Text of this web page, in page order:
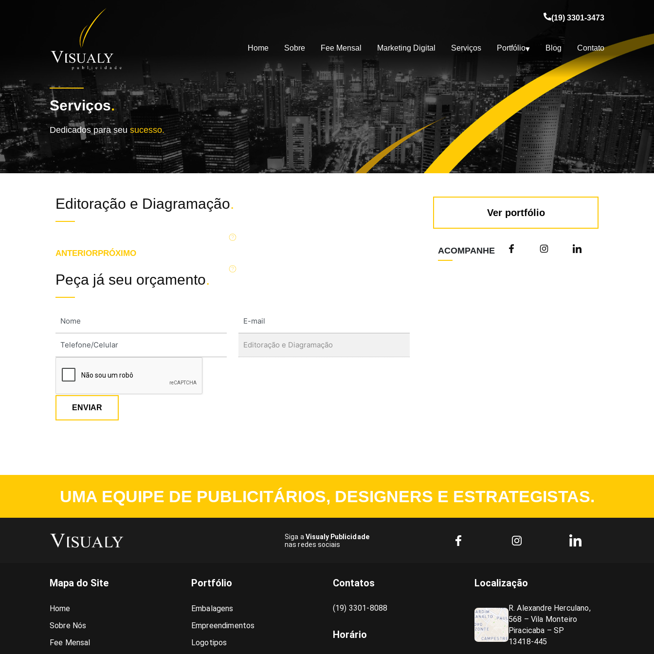
(19) 3301-3473
Home Sobre Fee Mensal Marketing Digital Serviços Portfólio Blog Contato
Serviços.
Dedicados para seu sucesso.
Editoração e Diagramação.
ANTERIORPRÓXIMO
Ver portfólio
ACOMPANHE
Peça já seu orçamento.
ENVIAR
UMA EQUIPE DE PUBLICITÁRIOS, DESIGNERS E ESTRATEGISTAS.
Siga a Visualy Publicidade
nas redes sociais
Mapa do Site
Home
Sobre Nós
Fee Mensal
Portfólio
Embalagens
Empreendimentos
Logotipos
Contatos
(19) 3301-8088
Horário
Localização
R. Alexandre Herculano,
568 – Vila Monteiro
Piracicaba – SP
13418-445